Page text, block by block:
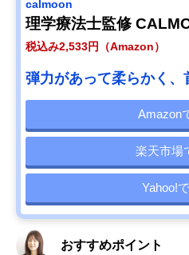
calmoon
理学療法士監修
税込み2,533円（Amazon）
弾力があって柔らかく、
Amazon
楽天市場
Yahoo!
おすすめポイント